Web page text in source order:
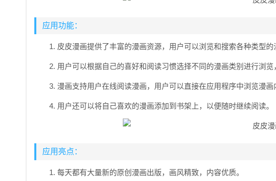
应用功能：
1. 皮皮漫画提供了丰富的漫画资源，用户可以浏览和搜索各种类型的
2. 用户可以根据自己的喜好和阅读习惯选择不同的漫画类别进行浏览
3. 漫画支持用户在线阅读漫画，用户可以直接在应用程序中浏览漫画
4. 用户还可以将自己喜欢的漫画添加到书架上，以便随时继续阅读。
应用亮点：
1. 每天都有大量新的原创漫画出版，画风精致，内容优质。